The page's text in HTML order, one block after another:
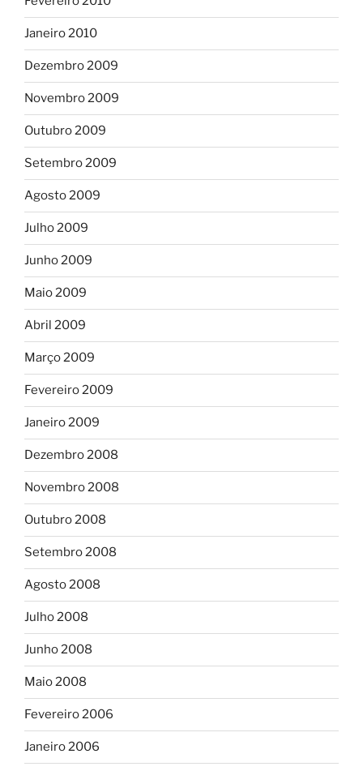
Janeiro 2010
Dezembro 2009
Novembro 2009
Outubro 2009
Setembro 2009
Agosto 2009
Julho 2009
Junho 2009
Maio 2009
Abril 2009
Março 2009
Fevereiro 2009
Janeiro 2009
Dezembro 2008
Novembro 2008
Outubro 2008
Setembro 2008
Agosto 2008
Julho 2008
Junho 2008
Maio 2008
Fevereiro 2006
Janeiro 2006